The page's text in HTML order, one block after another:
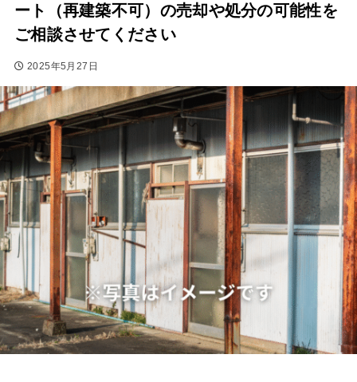
ート（再建築不可）の売却や処分の可能性を
ご相談させてください
2025年5月27日